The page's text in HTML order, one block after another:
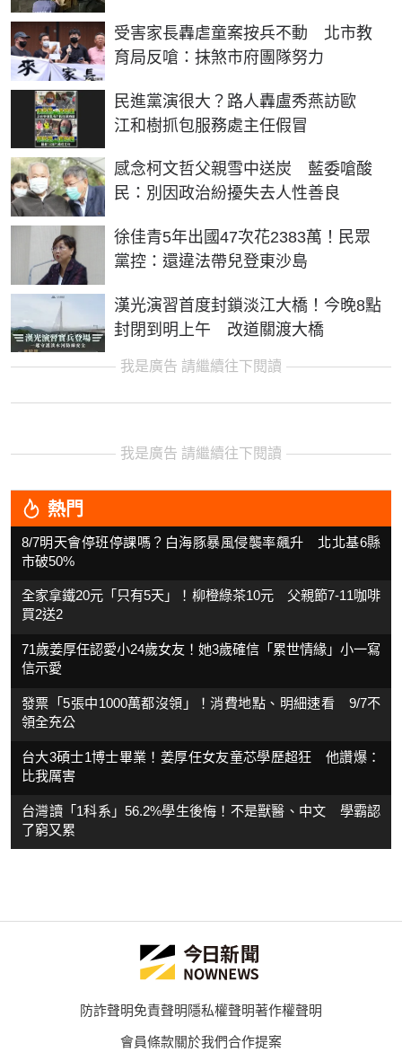
受害家長轟虐童案按兵不動 北市教
育局反嗆：抹煞市府團隊努力
民進黨演很大？路人轟盧秀燕訪歐
江和樹抓包服務處主任假冒
感念柯文哲父親雪中送炭 藍委嗆酸
民：別因政治紛擾失去人性善良
徐佳青5年出國47次花2383萬！民眾
黨控：還違法帶兒登東沙島
漢光演習首度封鎖淡江大橋！今晚8點
封閉到明上午 改道關渡大橋
我是廣告 請繼續往下閱讀
我是廣告 請繼續往下閱讀
熱門
8/7明天會停班停課嗎？白海豚暴風侵襲率飆升 北北基6縣
市破50%
全家拿鐵20元「只有5天」！柳橙綠茶10元 父親節7-11咖啡
買2送2
71歲姜厚任認愛小24歲女友！她3歲確信「累世情緣」小一寫
信示愛
發票「5張中1000萬都沒領」！消費地點、明細速看 9/7不
領全充公
台大3碩士1博士畢業！姜厚任女友童芯學歷超狂 他讚爆：
比我厲害
台灣讀「1科系」56.2%學生後悔！不是獸醫、中文 學霸認
了窮又累
防詐聲明免責聲明隱私權聲明著作權聲明
會員條款關於我們合作提案